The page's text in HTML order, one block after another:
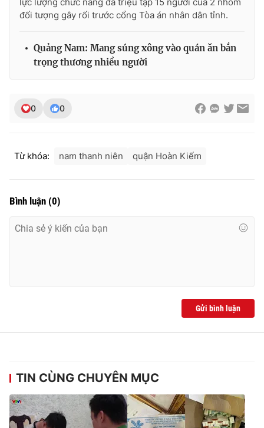
THỜI BÁO VTV
Theo dõi báo trên
Tổng Biên tập:
Phó Tổng Biên tập:Nguyễn Thị Mỹ Hạnh, Phạm Quốc Thắng,
đối tượng gây rối trước cổng Tòa án nhân dân tỉnh.
Quảng Nam: Mang súng xông vào quán ăn bắn
trọng thương nhiều người
0 0
Từ khóa: nam thanh niên quận Hoàn Kiếm
Bình luận (0)
Gửi bình luận
TIN CÙNG CHUYÊN MỤC